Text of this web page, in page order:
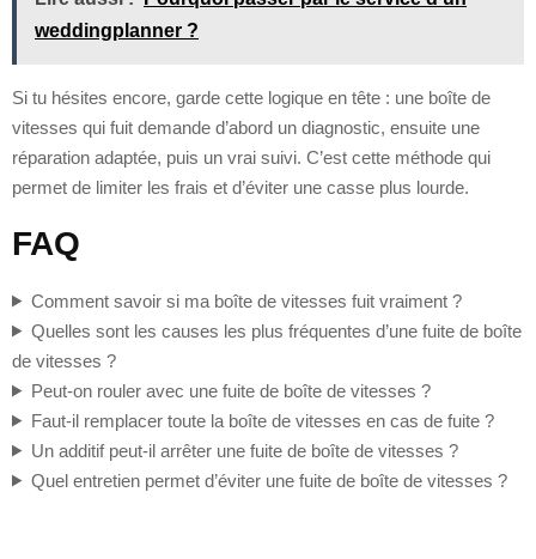
weddingplanner ?
Si tu hésites encore, garde cette logique en tête : une boîte de
vitesses qui fuit demande d’abord un diagnostic, ensuite une
réparation adaptée, puis un vrai suivi. C’est cette méthode qui
permet de limiter les frais et d’éviter une casse plus lourde.
FAQ
Comment savoir si ma boîte de vitesses fuit vraiment ?
Quelles sont les causes les plus fréquentes d’une fuite de boîte
de vitesses ?
Peut-on rouler avec une fuite de boîte de vitesses ?
Faut-il remplacer toute la boîte de vitesses en cas de fuite ?
Un additif peut-il arrêter une fuite de boîte de vitesses ?
Quel entretien permet d’éviter une fuite de boîte de vitesses ?